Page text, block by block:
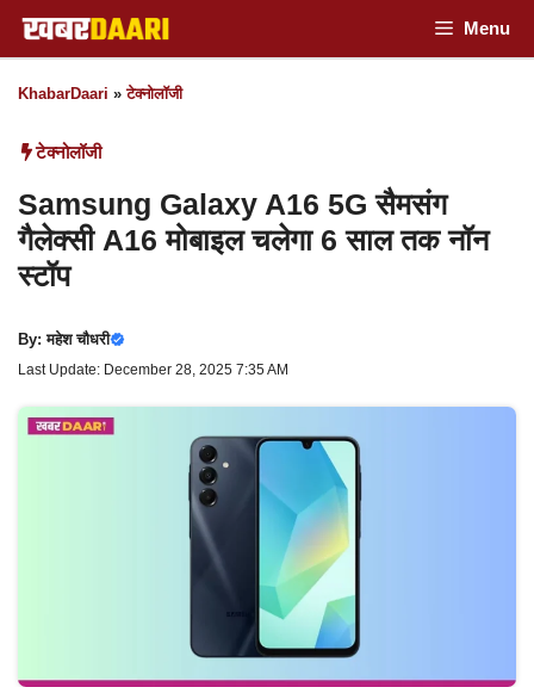
Skip
to
content
Menu
KhabarDaari »टेक्नोलॉजी
टेक्नोलॉजी
Samsung Galaxy A16 5G सैमसंग
गैलेक्सी A16 मोबाइल चलेगा 6 साल तक नॉन
स्टॉप
By:महेश चौधरी
Last Update: December 28, 2025 7:35 AM